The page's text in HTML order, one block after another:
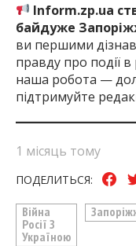
Inform.zp.ua
байдуже
ви першими
правду про події
наша робота —
підтримуйте
1 місяць тому
ПОДЕЛИТЬСЯ:
Війна
Росії З
Україною